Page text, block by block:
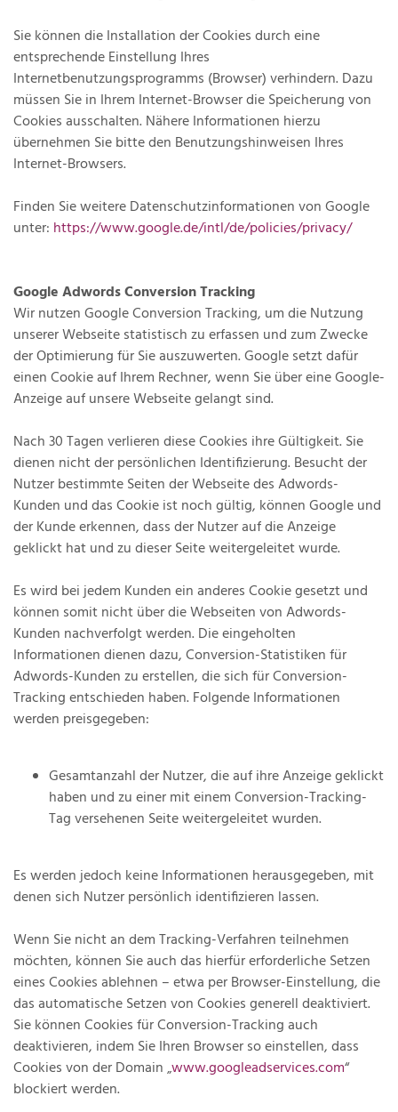
Sie können die Installation der Cookies durch eine
entsprechende Einstellung Ihres
Internetbenutzungsprogramms (Browser) verhindern. Dazu
müssen Sie in Ihrem Internet-Browser die Speicherung von
Cookies ausschalten. Nähere Informationen hierzu
übernehmen Sie bitte den Benutzungshinweisen Ihres
Internet-Browsers.
Finden Sie weitere Datenschutzinformationen von Google
unter: https://www.google.de/intl/de/policies/privacy/
Google Adwords Conversion Tracking
Wir nutzen Google Conversion Tracking, um die Nutzung
unserer Webseite statistisch zu erfassen und zum Zwecke
der Optimierung für Sie auszuwerten. Google setzt dafür
einen Cookie auf Ihrem Rechner, wenn Sie über eine Google-
Anzeige auf unsere Webseite gelangt sind.
Nach 30 Tagen verlieren diese Cookies ihre Gültigkeit. Sie
dienen nicht der persönlichen Identifizierung. Besucht der
Nutzer bestimmte Seiten der Webseite des Adwords-
Kunden und das Cookie ist noch gültig, können Google und
der Kunde erkennen, dass der Nutzer auf die Anzeige
geklickt hat und zu dieser Seite weitergeleitet wurde.
Es wird bei jedem Kunden ein anderes Cookie gesetzt und
können somit nicht über die Webseiten von Adwords-
Kunden nachverfolgt werden. Die eingeholten
Informationen dienen dazu, Conversion-Statistiken für
Adwords-Kunden zu erstellen, die sich für Conversion-
Tracking entschieden haben. Folgende Informationen
werden preisgegeben:
Gesamtanzahl der Nutzer, die auf ihre Anzeige geklickt
haben und zu einer mit einem Conversion-Tracking-
Tag versehenen Seite weitergeleitet wurden.
Es werden jedoch keine Informationen herausgegeben, mit
denen sich Nutzer persönlich identifizieren lassen.
Wenn Sie nicht an dem Tracking-Verfahren teilnehmen
möchten, können Sie auch das hierfür erforderliche Setzen
eines Cookies ablehnen – etwa per Browser-Einstellung, die
das automatische Setzen von Cookies generell deaktiviert.
Sie können Cookies für Conversion-Tracking auch
deaktivieren, indem Sie Ihren Browser so einstellen, dass
Cookies von der Domain „www.googleadservices.com“
blockiert werden.